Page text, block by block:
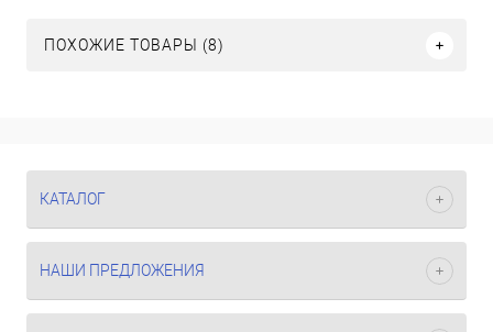
ПОХОЖИЕ ТОВАРЫ (8)
КАТАЛОГ
НАШИ ПРЕДЛОЖЕНИЯ